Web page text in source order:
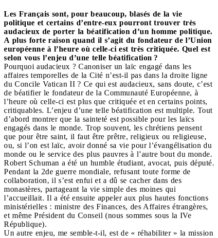
Les Français sont, pour beaucoup, blasés de la vie
politique et certains d’entre-eux pourront trouver très
audacieux de porter la béatification d’un homme politique.
A plus forte raison quand il s’agit du fondateur de l’Union
européenne à l’heure où celle-ci est très critiquée. Quel est
selon vous l’enjeu d’une telle béatification ?
Pourquoi audacieux ? Canoniser un laïc engagé dans les
affaires temporelles de la Cité n’est-il pas dans la droite ligne
du Concile Vatican II ? Ce qui est audacieux, sans doute, c’est
de béatifier le fondateur de la Communauté Européenne, à
l’heure où celle-ci est plus que critiquée et en certains points,
critiquables. L’enjeu d’une telle béatification est multiple. Tout
d’abord montrer que la sainteté est possible pour les laïcs
engagés dans le monde. Trop souvent, les chrétiens pensent
que pour être saint, il faut être prêtre, religieux ou religieuse,
ou, si l’on est laïc, avoir donné sa vie pour l’évangélisation du
monde ou le service des plus pauvres à l’autre bout du monde.
Robert Schuman a été un humble étudiant, avocat, puis député.
Pendant la 2de guerre mondiale, refusant toute forme de
collaboration, il s’est enfui et a dû se cacher dans des
monastères, partageant la vie simple des moines qui
l’accueillait. Il a été ensuite appeler aux plus hautes fonctions
ministérielles : ministre des Finances, des Affaires étrangères,
et même Président du Conseil (nous sommes sous la IVe
République).
Un autre enjeu, me semble-t-il, est de « réhabiliter » la mission